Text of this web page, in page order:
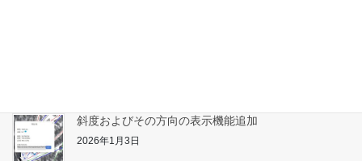
斜度およびその方向の表示機能追加
2026年1月3日